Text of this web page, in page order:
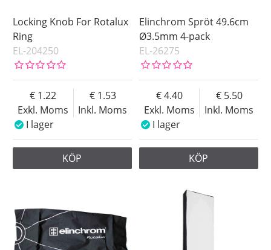
Locking Knob For Rotalux
Ring
EL-204250
Exkl. Moms
1.22
Inkl. Moms
1.53
I lager
KÖP
Elinchrom Spröt 49.6cm
Ø3.5mm 4-pack
EL-26275
Exkl. Moms
4.40
Inkl. Moms
5.50
I lager
KÖP